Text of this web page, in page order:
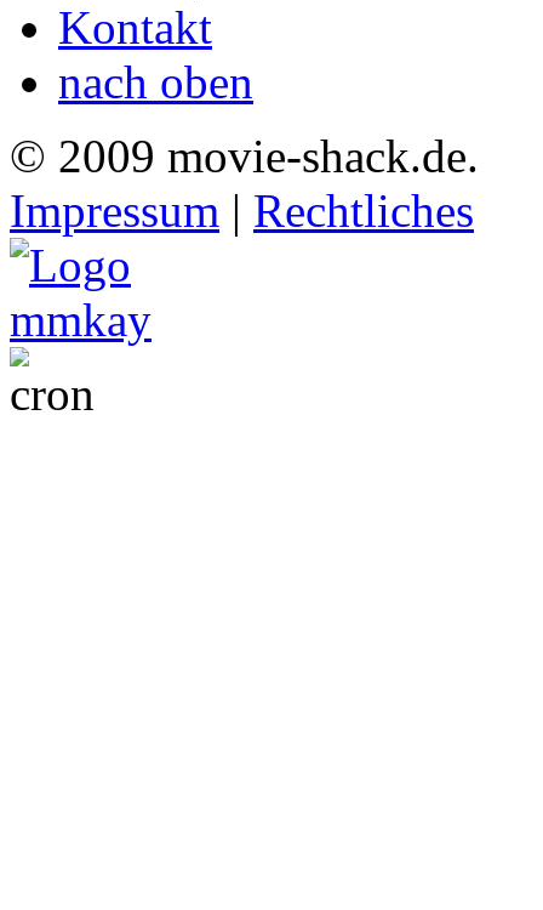
Kontakt
nach oben
© 2009 movie-shack.de.
Impressum | Rechtliches